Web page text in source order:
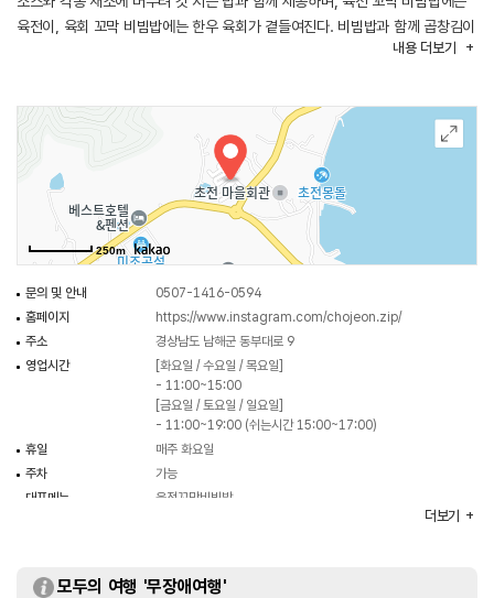
육전이, 육회 꼬막 비빔밥에는 한우 육회가 곁들여진다. 비빔밥과 함께 곱창김이
제공되어 다양한 방식으로 즐길 수 있으며, 푸짐한 구성으로 한 끼 식사를 할 수
둘러보기 좋다.
내용 더보기
250m
문의 및 안내
0507-1416-0594
홈페이지
https://www.instagram.com/chojeon.zip/
주소
경상남도 남해군 동부대로 9
영업시간
[화요일 / 수요일 / 목요일]
- 11:00~15:00
[금요일 / 토요일 / 일요일]
- 11:00~19:00 (쉬는시간 15:00~17:00)
휴일
매주 화요일
주차
가능
대표메뉴
육전꼬막비빔밥
더보기
모두의 여행 '무장애여행'